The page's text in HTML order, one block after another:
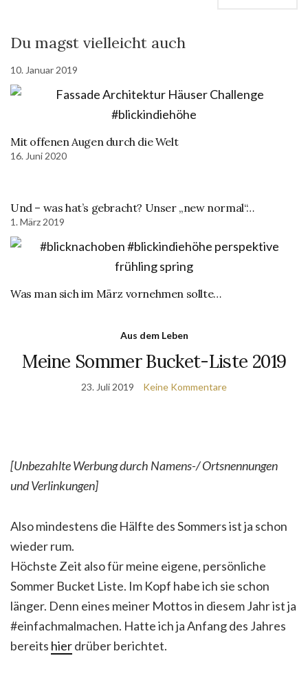
Du magst vielleicht auch
10. Januar 2019
Mit offenen Augen durch die Welt
16. Juni 2020
Und – was hat’s gebracht? Unser „new normal“…
1. März 2019
Was man sich im März vornehmen sollte…
Aus dem Leben
Meine Sommer Bucket-Liste 2019
23. Juli 2019 Keine Kommentare
[Unbezahlte Werbung durch Namens-/ Ortsnennungen
und Verlinkungen]
Also mindestens die Hälfte des Sommers ist ja schon
wieder rum.
Höchste Zeit also für meine eigene, persönliche
Sommer Bucket Liste. Im Kopf habe ich sie schon
länger. Denn eines meiner Mottos in diesem Jahr ist ja
#einfachmalmachen. Hatte ich ja Anfang des Jahres
bereits hierdrüber berichtet.